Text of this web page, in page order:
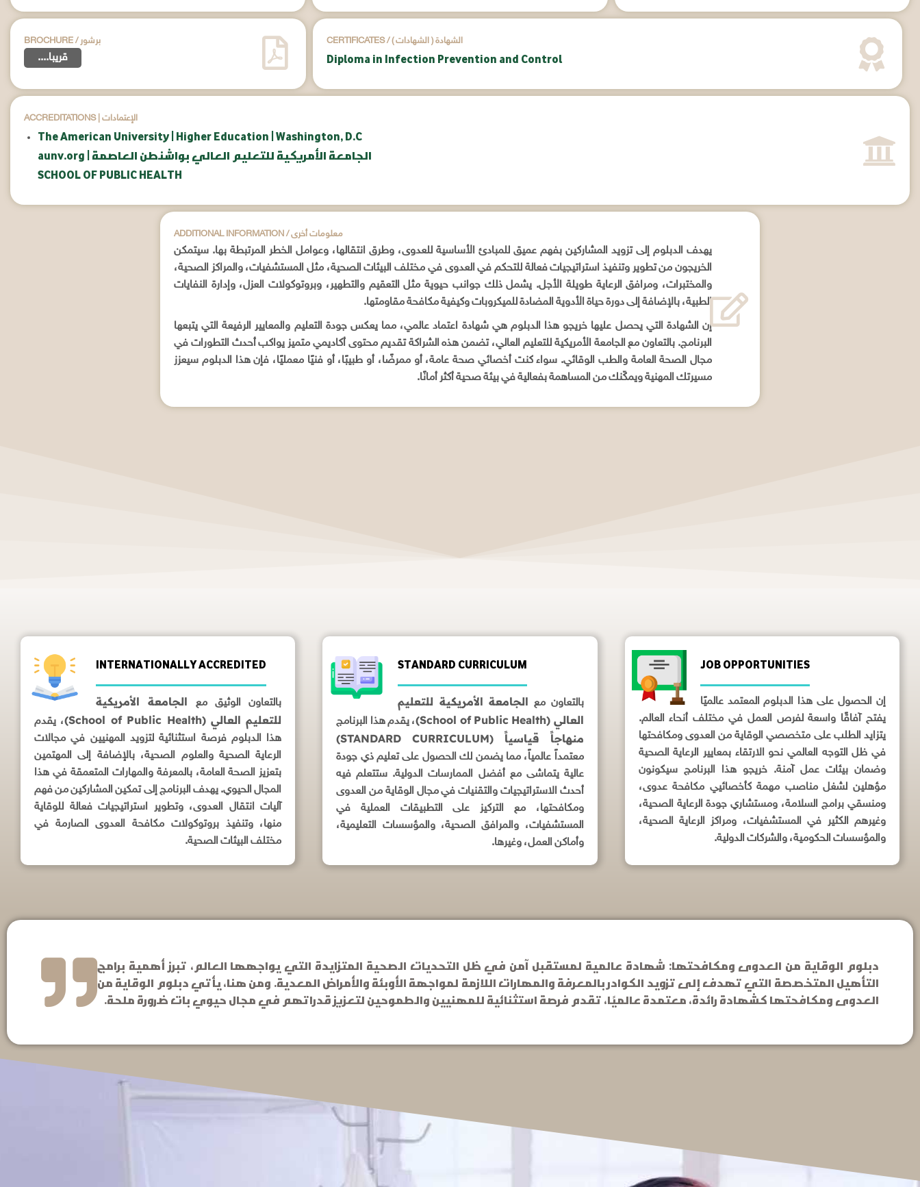
BROCHURE / برشور
....قريبا
CERTIFICATES / ( الشهادات ) الشهادة
Diploma in Infection Prevention and Control
ACCREDITATIONS | الإعتمادات
The American University | Higher Education | Washington, D.C
aunv.org | الجامعة الأمريكية للتعليم العالي بواشنطن العاصمة
SCHOOL OF PUBLIC HEALTH
ADDITIONAL INFORMATION / معلومات أخرى
يهدف الدبلوم إلى تزويد المشاركين بفهم عميق للمبادئ الأساسية للعدوى، وطرق انتقالها، وعوامل الخطر المرتبطة بها. سيتمكن
الخريجون من تطوير وتنفيذ استراتيجيات فعالة للتحكم في العدوى في مختلف البيئات الصحية، مثل المستشفيات، والمراكز الصحية،
والمختبرات، ومرافق الرعاية طويلة الأجل. يشمل ذلك جوانب حيوية مثل التعقيم والتطهير، وبروتوكولات العزل، وإدارة النفايات
الطبية، بالإضافة إلى دورة حياة الأدوية المضادة للميكروبات وكيفية مكافحة مقاومتها.
إن الشهادة التي يحصل عليها خريجو هذا الدبلوم هي شهادة اعتماد عالمي، مما يعكس جودة التعليم والمعايير الرفيعة التي يتبعها
البرنامج. بالتعاون مع الجامعة الأمريكية للتعليم العالي، تضمن هذه الشراكة تقديم محتوى أكاديمي متميز يواكب أحدث التطورات في
مجال الصحة العامة والطب الوقائي. سواء كنت أخصائي صحة عامة، أو ممرضًا، أو طبيبًا، أو فنيًا معمليًا، فإن هذا الدبلوم سيعزز
مسيرتك المهنية ويمكّنك من المساهمة بفعالية في بيئة صحية أكثر أمانًا.
INTERNATIONALLY ACCREDITED
بالتعاون الوثيق مع الجامعة الأمريكية
للتعليم العالي (School of Public Health)
، يقدم
هذا الدبلوم فرصة استثنائية لتزويد المهنيين في مجالات
الرعاية الصحية والعلوم الصحية، بالإضافة إلى المهتمين
بتعزيز الصحة العامة، بالمعرفة والمهارات المتعمقة في هذا
المجال الحيوي. يهدف البرنامج إلى تمكين المشاركين من فهم
آليات انتقال العدوى، وتطوير استراتيجيات فعالة للوقاية
منها، وتنفيذ بروتوكولات مكافحة العدوى الصارمة في
مختلف البيئات الصحية.
STANDARD CURRICULUM
بالتعاون مع الجامعة الأمريكية للتعليم
العالي (School of Public Health)
، يقدم هذا البرنامج
منهاجاً قياسياً (STANDARD CURRICULUM)
معتمداً عالمياً، مما يضمن لك الحصول على تعليم ذي جودة
عالية يتماشى مع أفضل الممارسات الدولية. ستتعلم فيه
أحدث الاستراتيجيات والتقنيات في مجال الوقاية من العدوى
ومكافحتها، مع التركيز على التطبيقات العملية في
المستشفيات، والمرافق الصحية، والمؤسسات التعليمية،
وأماكن العمل، وغيرها.
JOB OPPORTUNITIES
إن الحصول على هذا الدبلوم المعتمد عالميًا
يفتح آفاقًا واسعة لفرص العمل في مختلف أنحاء العالم.
يتزايد الطلب على متخصصي الوقاية من العدوى ومكافحتها
في ظل التوجه العالمي نحو الارتقاء بمعايير الرعاية الصحية
وضمان بيئات عمل آمنة. خريجو هذا البرنامج سيكونون
مؤهلين لشغل مناصب مهمة كأخصائيي مكافحة عدوى،
ومنسقي برامج السلامة، ومستشاري جودة الرعاية الصحية،
وغيرهم الكثير في المستشفيات، ومراكز الرعاية الصحية،
والمؤسسات الحكومية، والشركات الدولية.
دبلوم الوقاية من العدوى ومكافحتها: شهادة عالمية لمستقبل آمن في ظل التحديات الصحية المتزايدة التي يواجهها العالم، تبرز أهمية برامج
التأهيل المتخصصة التي تهدف إلى تزويد الكوادر بالمعرفة والمهارات اللازمة لمواجهة الأوبئة والأمراض المعدية. ومن هنا، يأتي دبلوم الوقاية من
العدوى ومكافحتها كشهادة رائدة، معتمدة عالميًا، تقدم فرصة استثنائية للمهنيين والطموحين لتعزيز قدراتهم في مجال حيوي بات ضرورة ملحة.